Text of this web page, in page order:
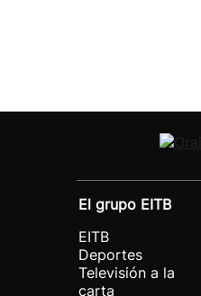
El grupo EITB
EITB
Deportes
Televisión a la
carta